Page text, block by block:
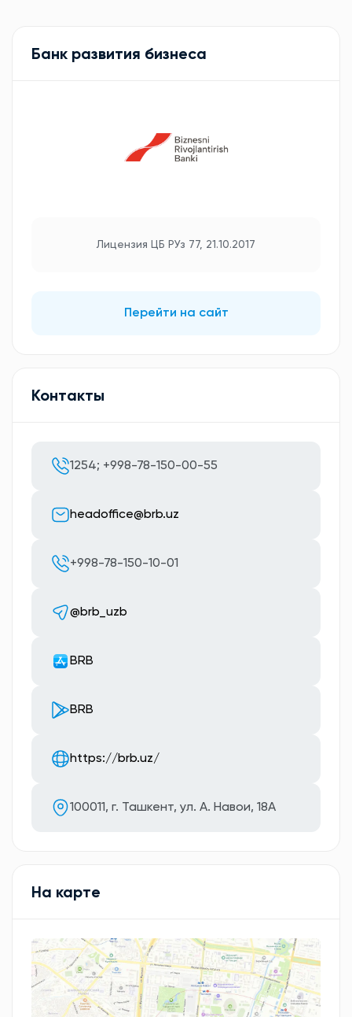
Банк развития бизнеса
Лицензия ЦБ РУз 77, 21.10.2017
Перейти на сайт
Контакты
1254; +998-78-150-00-55
headoffice@brb.uz
+998-78-150-10-01
@brb_uzb
BRB
BRB
https://brb.uz/
100011, г. Ташкент, ул. А. Навои, 18А
На карте